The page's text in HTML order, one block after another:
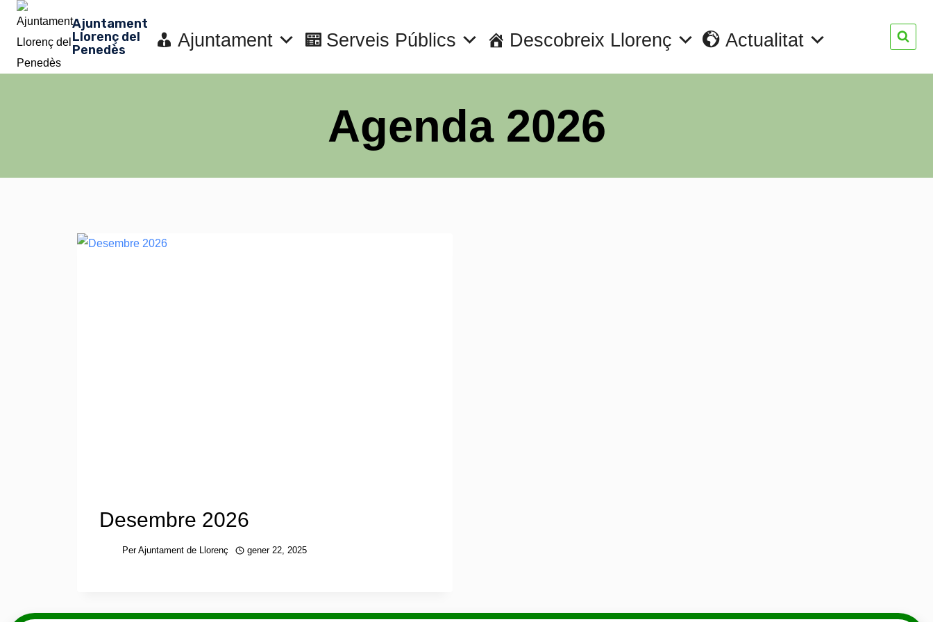
Vés
Ajuntament
Llorenç del
Penedès
Ajuntament Serveis Públics Descobreix Llorenç Actualitat
Agenda 2026
Desembre 2026
Per Ajuntament de Llorenç gener 22, 2025